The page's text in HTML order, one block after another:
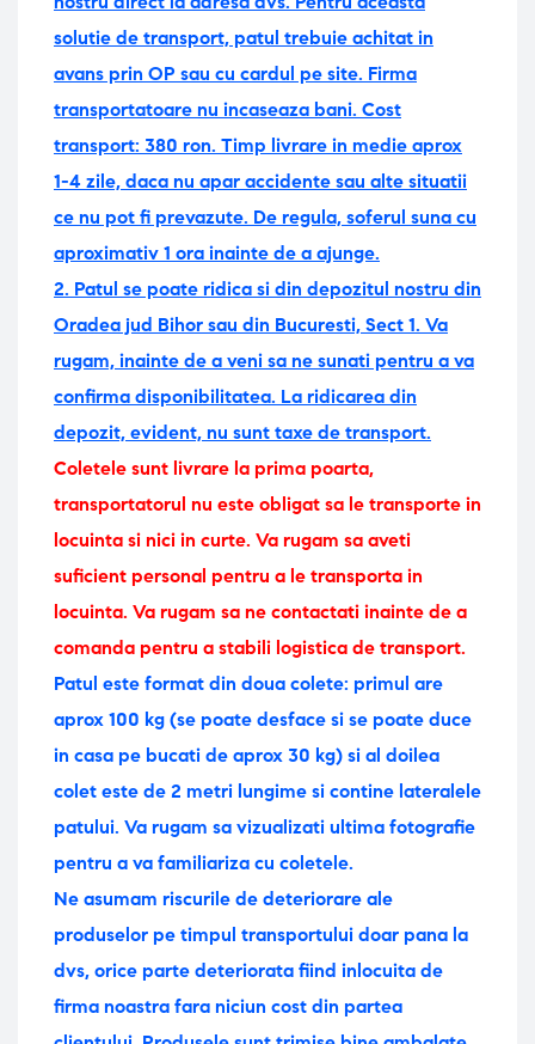
solutie de transport, patul trebuie achitat in
avans prin OP sau cu cardul pe site. Firma
transportatoare nu incaseaza bani. Cost
transport: 380 ron. Timp livrare in medie aprox
1-4 zile, daca nu apar accidente sau alte situatii
ce nu pot fi prevazute. De regula, soferul suna cu
aproximativ 1 ora inainte de a ajunge.
2. Patul se poate ridica si din depozitul nostru din
Oradea jud Bihor sau din Bucuresti, Sect 1. Va
rugam, inainte de a veni sa ne sunati pentru a va
confirma disponibilitatea. La ridicarea din
depozit, evident, nu sunt taxe de transport.
Coletele sunt livrare la prima poarta,
transportatorul nu este obligat sa le transporte in
locuinta si nici in curte. Va rugam sa aveti
suficient personal pentru a le transporta in
locuinta. Va rugam sa ne contactati inainte de a
comanda pentru a stabili logistica de transport.
Patul este format din doua colete: primul are
aprox 100 kg (se poate desface si se poate duce
in casa pe bucati de aprox 30 kg) si al doilea
colet este de 2 metri lungime si contine lateralele
patului. Va rugam sa vizualizati ultima fotografie
pentru a va familiariza cu coletele.
Ne asumam riscurile de deteriorare ale
produselor pe timpul transportului doar pana la
dvs, orice parte deteriorata fiind inlocuita de
firma noastra fara niciun cost din partea